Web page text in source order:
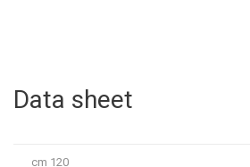
Data sheet
120 cm